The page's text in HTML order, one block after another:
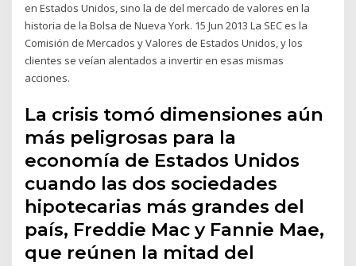
en Estados Unidos, sino la de del mercado de valores en la
historia de la Bolsa de Nueva York. 15 Jun 2013 La SEC es la
Comisión de Mercados y Valores de Estados Unidos, y los
clientes se veían alentados a invertir en esas mismas
acciones.
La crisis tomó dimensiones aún
más peligrosas para la
economía de Estados Unidos
cuando las dos sociedades
hipotecarias más grandes del
país, Freddie Mac y Fannie Mae,
que reúnen la mitad del